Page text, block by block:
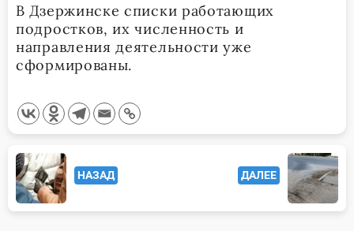
В Дзержинске списки работающих
подростков, их численность и
направления деятельности уже
сформированы.
<span
class="nav-
subtitle
НАЗАД ДАЛЕЕ